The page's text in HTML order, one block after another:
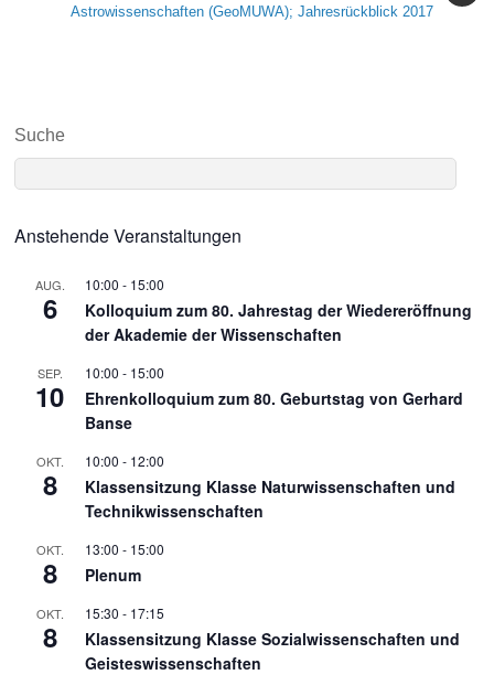
Astrowissenschaften (GeoMUWA); Jahresrückblick 2017
Suche
Anstehende Veranstaltungen
AUG.
6
10:00 - 15:00
Kolloquium zum 80. Jahrestag der Wiedereröffnung
der Akademie der Wissenschaften
SEP.
10
10:00 - 15:00
Ehrenkolloquium zum 80. Geburtstag von Gerhard
Banse
OKT.
8
10:00 - 12:00
Klassensitzung Klasse Naturwissenschaften und
Technikwissenschaften
OKT.
8
13:00 - 15:00
Plenum
OKT.
8
15:30 - 17:15
Klassensitzung Klasse Sozialwissenschaften und
Geisteswissenschaften